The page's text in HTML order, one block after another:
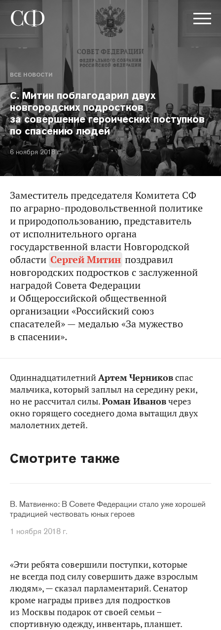
ВСЕ НОВОСТИ
С. Митин поблагодарил двух
новгородских подростков
за совершение героических поступков
по спасению людей
6 ноября 2018 г.
Заместитель председателя Комитета СФ
по аграрно-продовольственной политике
и природопользованию, представитель
от исполнительного органа
государственной власти Новгородской
области Сергей Митин поздравил
новгородских подростков с заслуженной
наградой Совета Федерации
и Общероссийской общественной
организации «Российский союз
спасателей» — медалью «За мужество
в спасении».
ОдиннадцатилетнийАртем Черниковспас
мальчика, который заплыл на середину реки,
но не рассчитал силы.Роман Ивановчерез
окно горящего соседнего дома вытащил двух
малолетних детей.
Смотрите также
В. Матвиенко: В Совете Федерации стало уже хорошей
традицией чествовать юных героев
1 ноября 2018 г.
«Эти ребята совершили поступки, которые
не всегда под силу совершить даже взрослым
людям», — сказал парламентарий. Сенатор
кроме награды привез для подростков
из Москвы подарок от своей семьи –
спортивную одежду, инвентарь, планшет.